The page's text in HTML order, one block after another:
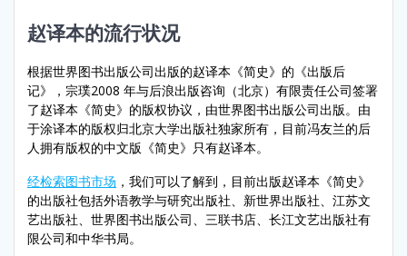
赵译本的流行状况
根据世界图书出版公司出版的赵译本《简史》的《出版后
记》，宗璞2008 年与后浪出版咨询（北京）有限责任公司签署
了赵译本《简史》的版权协议，由世界图书出版公司出版。由
于涂译本的版权归北京大学出版社独家所有，目前冯友兰的后
人拥有版权的中文版《简史》只有赵译本。
经检索图书市场 ，我们可以了解到，目前出版赵译本《简史》
的出版社包括外语教学与研究出版社、新世界出版社、江苏文
艺出版社、世界图书出版公司、三联书店、长江文艺出版社有
限公司和中华书局。